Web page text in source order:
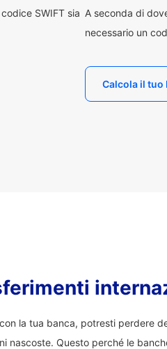
SWIFT sia A seconda di
necessario un
Calcola il tuo
la tua banca, potresti perdere
nascoste. Questo perché le